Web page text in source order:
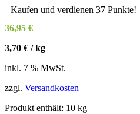
gewählt
Kaufen und verdienen 37 Punkte!
36,95 €
3,70 € /kg
inkl. 7 % MwSt.
zzgl. Versandkosten
Produkt enthält: 10 kg